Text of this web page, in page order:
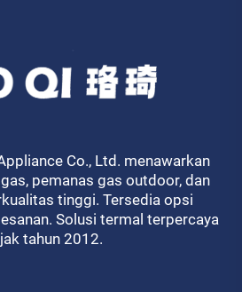
Co., Ltd. menawarkan
pemanas gas outdoor, dan
tinggi. Tersedia opsi
Solusi termal terpercaya
tahun 2012.